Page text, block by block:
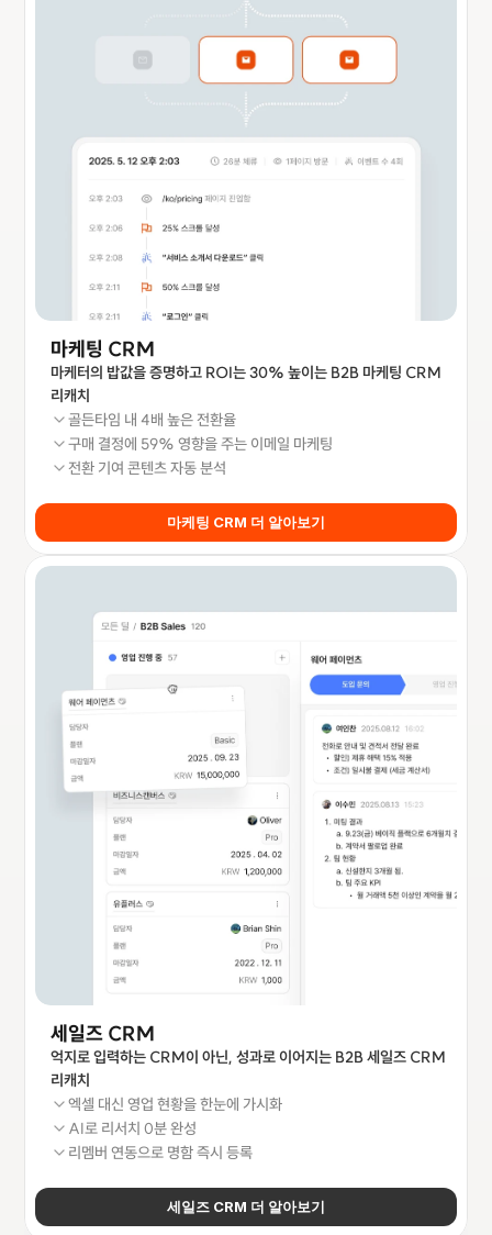
마케팅 CRM
마케터의 밥값을 증명하고 ROI는 30% 높이는 B2B 마케팅 CRM
리캐치
골든타임 내 4배 높은 전환율
구매 결정에 59% 영향을 주는 이메일 마케팅
전환 기여 콘텐츠 자동 분석
마케팅 CRM 더 알아보기
세일즈 CRM
억지로 입력하는 CRM이 아닌, 성과로 이어지는 B2B 세일즈 CRM
리캐치
엑셀 대신 영업 현황을 한눈에 가시화
AI로 리서치 0분 완성
리멤버 연동으로 명함 즉시 등록
세일즈 CRM 더 알아보기